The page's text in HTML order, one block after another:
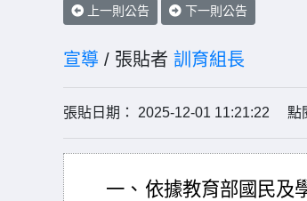
上一則公告 下一則公告
宣導 / 張貼者 訓育組長
張貼日期： 2025-12-01 11:21:22 點
一、 依據教育部國民及